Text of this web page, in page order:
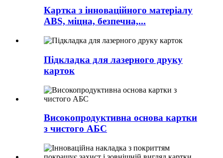
Картка з інноваційного матеріалу
ABS, міцна, безпечна,...
Підкладка для лазерного друку
карток
Високопродуктивна основа картки
з чистого АБС